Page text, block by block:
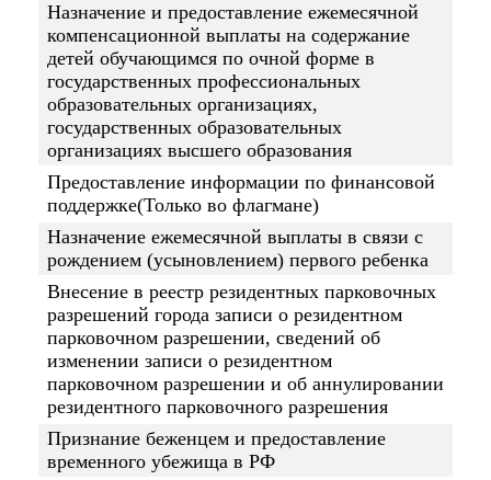
Назначение и предоставление ежемесячной
компенсационной выплаты на содержание
детей обучающимся по очной форме в
государственных профессиональных
образовательных организациях,
государственных образовательных
организациях высшего образования
Предоставление информации по финансовой
поддержке(Только во флагмане)
Назначение ежемесячной выплаты в связи с
рождением (усыновлением) первого ребенка
Внесение в реестр резидентных парковочных
разрешений города записи о резидентном
парковочном разрешении, сведений об
изменении записи о резидентном
парковочном разрешении и об аннулировании
резидентного парковочного разрешения
Признание беженцем и предоставление
временного убежища в РФ